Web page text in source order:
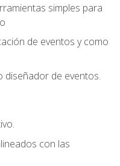
simples para
de eventos y como
diseñador de eventos.
con las